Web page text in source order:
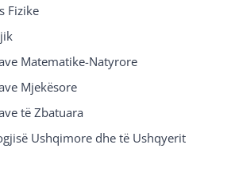
Fizike
Matematike-Natyrore
Mjekësore
të Zbatuara
Ushqimore dhe të Ushqyerit